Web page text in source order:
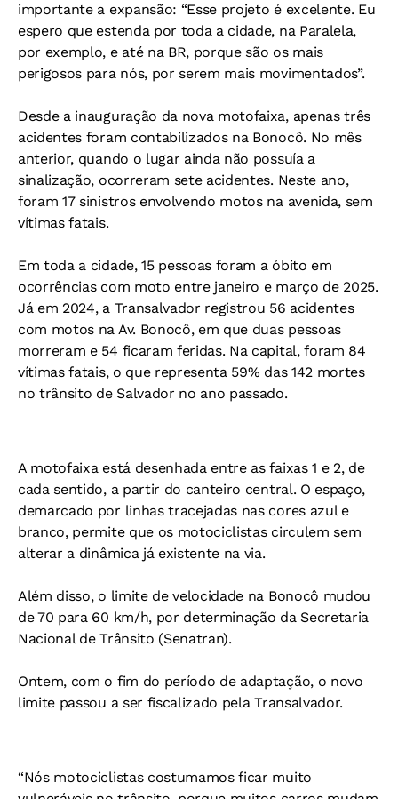
importante a expansão: “Esse projeto é excelente. Eu
espero que estenda por toda a cidade, na Paralela,
por exemplo, e até na BR, porque são os mais
perigosos para nós, por serem mais movimentados”.
Desde a inauguração da nova motofaixa, apenas três
acidentes foram contabilizados na Bonocô. No mês
anterior, quando o lugar ainda não possuía a
sinalização, ocorreram sete acidentes. Neste ano,
foram 17 sinistros envolvendo motos na avenida, sem
vítimas fatais.
Em toda a cidade, 15 pessoas foram a óbito em
ocorrências com moto entre janeiro e março de 2025.
Já em 2024, a Transalvador registrou 56 acidentes
com motos na Av. Bonocô, em que duas pessoas
morreram e 54 ficaram feridas. Na capital, foram 84
vítimas fatais, o que representa 59% das 142 mortes
no trânsito de Salvador no ano passado.
A motofaixa está desenhada entre as faixas 1 e 2, de
cada sentido, a partir do canteiro central. O espaço,
demarcado por linhas tracejadas nas cores azul e
branco, permite que os motociclistas circulem sem
alterar a dinâmica já existente na via.
Além disso, o limite de velocidade na Bonocô mudou
de 70 para 60 km/h, por determinação da Secretaria
Nacional de Trânsito (Senatran).
Ontem, com o fim do período de adaptação, o novo
limite passou a ser fiscalizado pela Transalvador.
“Nós motociclistas costumamos ficar muito